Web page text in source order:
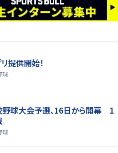
提供開始！
球
球大会予選、16日から開幕 1
球